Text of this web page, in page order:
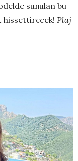
sunulan bu
hissettirecek! Plaj